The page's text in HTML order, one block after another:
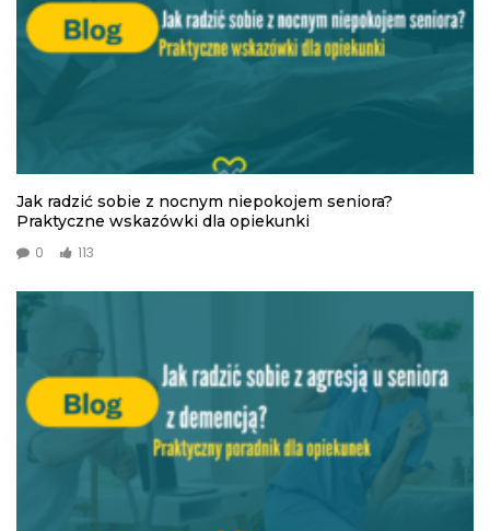
Jak radzić sobie z nocnym niepokojem seniora?
Praktyczne wskazówki dla opiekunki
0 113